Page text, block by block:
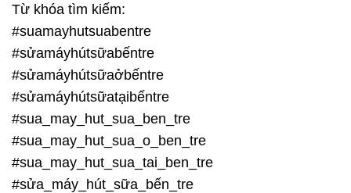
Từ khóa tìm kiếm:
#suamayhutsuabentre
#sửamáyhútsữabếntre
#sửamáyhútsữaởbếntre
#sửamáyhútsữatạibếntre
#sua_may_hut_sua_ben_tre
#sua_may_hut_sua_o_ben_tre
#sua_may_hut_sua_tai_ben_tre
#sửa_máy_hút_sữa_bến_tre